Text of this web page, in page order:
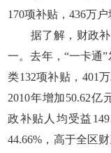
170项补贴，436万户
据了解，财政补
一。去年，“一卡通
类132项补贴，401
2010年增加50.62亿
政补贴人均受益
44.66%，高于全区